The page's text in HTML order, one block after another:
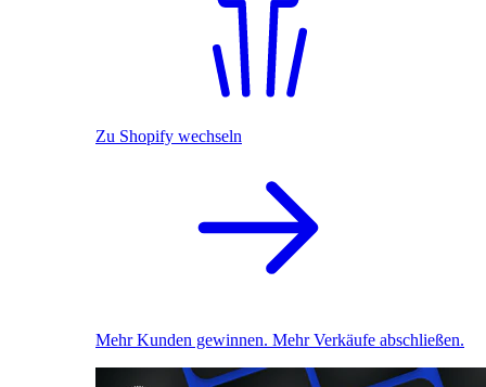
Zu Shopify wechseln
Mehr Kunden gewinnen. Mehr Verkäufe abschließen.